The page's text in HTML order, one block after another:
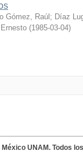
Gómez, Raúl ; Díaz
(1985-03-04)
UNAM. Todos